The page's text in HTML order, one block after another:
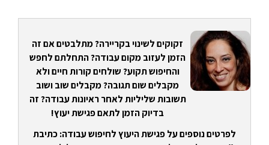
זקוקים לשינוי בקריירה? מתלבטים אם זה
הזמן לעזוב מקום עבודה? התחלתם לחפש
והחיפוש תקוע? שולחים קורות חיים ולא
מקבלים שום תגובה? מקבלים שוב ושוב
תשובות שליליות לאחר ראיונות עבודה? זה
בדיוק הזמן לתאם פגישת יעוץ!
לפרטים נוספים על פגישת היעוץ לחיפוש עבודה: כתיבת